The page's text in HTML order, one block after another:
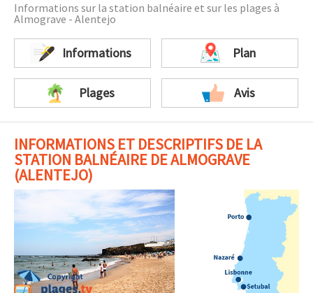
Informations sur la station balnéaire et sur les plages à
Almograve - Alentejo
Informations Plan
Plages Avis
INFORMATIONS ET DESCRIPTIFS DE LA
STATION BALNÉAIRE DE ALMOGRAVE
(ALENTEJO)